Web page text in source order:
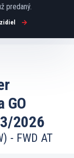
predaný.
GO
2026
- FWD AT